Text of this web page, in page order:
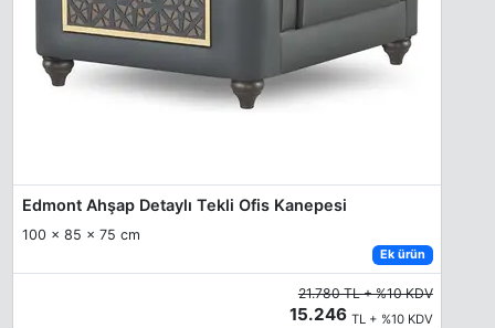
Edmont Ahşap Detaylı Tekli Ofis Kanepesi
100 x 85 x 75 cm
Ek ürün
21.780 TL + %10 KDV
15.246 TL + %10 KDV